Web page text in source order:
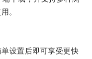
。
设置后即可享受更快